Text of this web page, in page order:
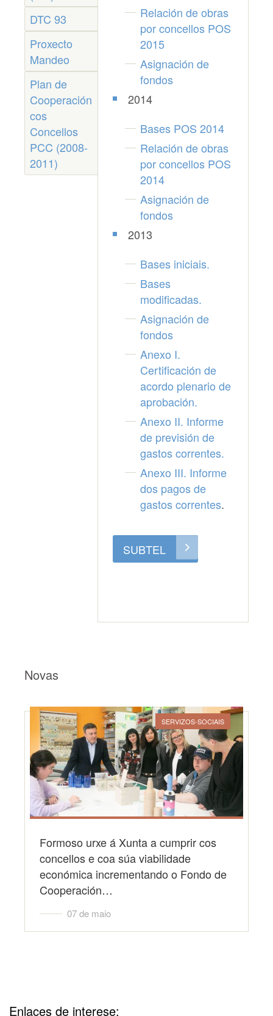
DTC 93
Proxecto
Mandeo
Plan de
Cooperación
cos
Concellos
PCC (2008-
2011)
Relación de obras
por concellos POS
2015
Asignación de
fondos
2014
Bases POS 2014
Relación de obras
por concellos POS
2014
Asignación de
fondos
2013
Bases iniciais.
Bases
modificadas.
Asignación de
fondos
Anexo I.
Certificación de
acordo plenario de
aprobación.
Anexo II. Informe
de previsión de
gastos correntes.
Anexo III. Informe
dos pagos de
gastos correntes.
SUBTEL
Novas
SERVIZOS-SOCIAIS
Formoso urxe á Xunta a cumprir cos
concellos e coa súa viabilidade
económica incrementando o Fondo de
Cooperación…
07 de maio
Enlaces de interese: